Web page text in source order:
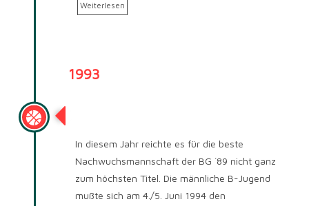
Weiterlesen
1993
In diesem Jahr reichte es für die beste
Nachwuchsmannschaft der BG ´89 nicht ganz
zum höchsten Titel. Die männliche B-Jugend
mußte sich am 4./5. Juni 1994 den